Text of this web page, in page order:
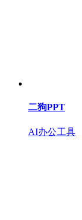
二狗PPT
AI办公工具